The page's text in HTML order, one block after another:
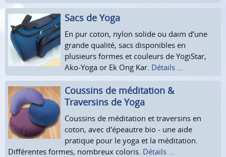
Sacs de Yoga
En pur coton, nylon solide ou daim d’une
grande qualité, sacs disponibles en
plusieurs formes et couleurs de YogiStar,
Ako-Yoga or Ek Ong Kar. Détails ...
Coussins de méditation &
Traversins de Yoga
Coussins de méditation et traversins en
coton, avec d'épeautre bio - une aide
pratique pour le yoga et la méditation.
Différentes formes, nombreux coloris. Détails ...